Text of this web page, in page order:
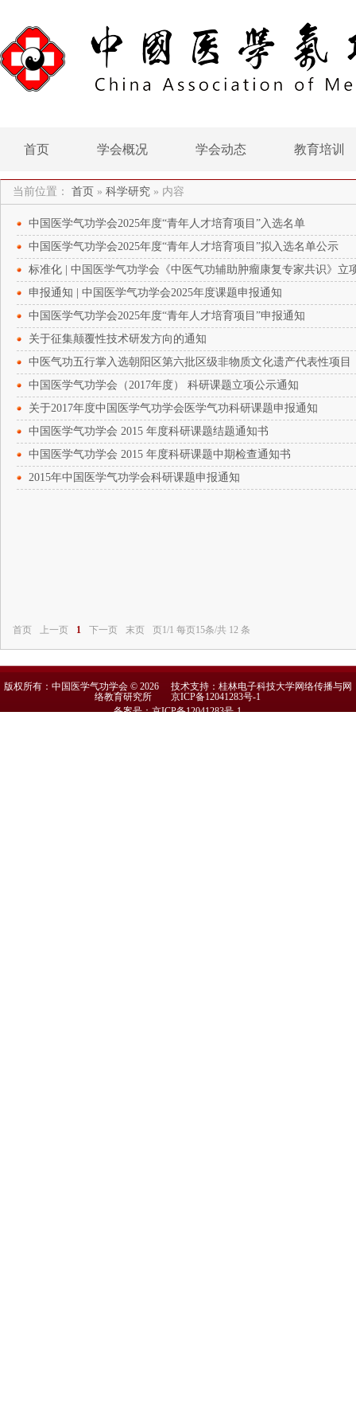
首页 学会概况 学会动态 教育培训
当前位置： 首页 » 科学研究 » 内容
中国医学气功学会2025年度“青年人才培育项目”入选名单
中国医学气功学会2025年度“青年人才培育项目”拟入选名单公示
标准化 | 中国医学气功学会《中医气功辅助肿瘤康复专家共识》立
申报通知 | 中国医学气功学会2025年度课题申报通知
中国医学气功学会2025年度“青年人才培育项目”申报通知
关于征集颠覆性技术研发方向的通知
中医气功五行掌入选朝阳区第六批区级非物质文化遗产代表性项目
中国医学气功学会（2017年度） 科研课题立项公示通知
关于2017年度中国医学气功学会医学气功科研课题申报通知
中国医学气功学会 2015 年度科研课题结题通知书
中国医学气功学会 2015 年度科研课题中期检查通知书
2015年中国医学气功学会科研课题申报通知
首页 上一页 1 下一页 末页 页1/1 每页15条/共 12 条
版权所有：中国医学气功学会 © 2026 技术支持：桂林电子科技大学网络传播与网
络教育研究所京ICP备12041283号-1
备案号：京ICP备12041283号-1